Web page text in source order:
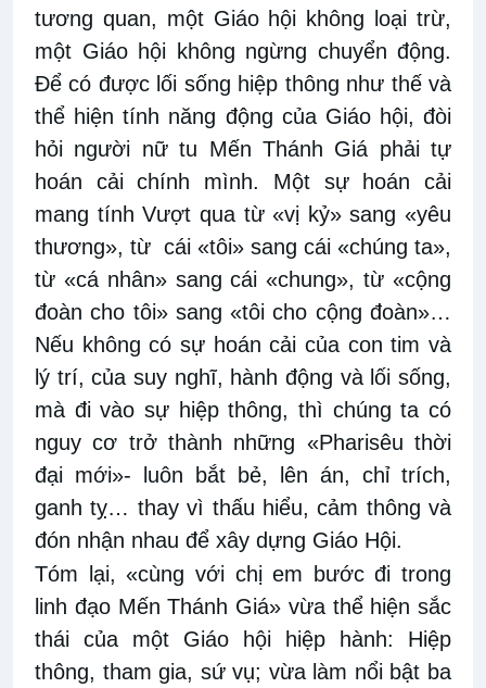
tương quan, một Giáo hội không loại trừ,
một Giáo hội không ngừng chuyển động.
Để có được lối sống hiệp thông như thế và
thể hiện tính năng động của Giáo hội, đòi
hỏi người nữ tu Mến Thánh Giá phải tự
hoán cải chính mình. Một sự hoán cải
mang tính Vượt qua từ «vị kỷ» sang «yêu
thương», từ cái «tôi» sang cái «chúng ta»,
từ «cá nhân» sang cái «chung», từ «cộng
đoàn cho tôi» sang «tôi cho cộng đoàn»…
Nếu không có sự hoán cải của con tim và
lý trí, của suy nghĩ, hành động và lối sống,
mà đi vào sự hiệp thông, thì chúng ta có
nguy cơ trở thành những «Pharisêu thời
đại mới»- luôn bắt bẻ, lên án, chỉ trích,
ganh tỵ… thay vì thấu hiểu, cảm thông và
đón nhận nhau để xây dựng Giáo Hội.
Tóm lại, «cùng với chị em bước đi trong
linh đạo Mến Thánh Giá» vừa thể hiện sắc
thái của một Giáo hội hiệp hành: Hiệp
thông, tham gia, sứ vụ; vừa làm nổi bật ba